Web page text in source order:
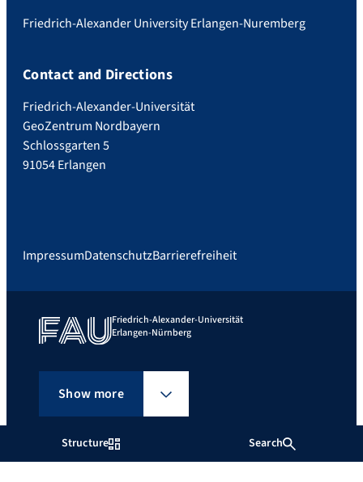
Structure Search
Friedrich-Alexander University Erlangen-Nuremberg
Contact and Directions
Friedrich-Alexander-Universität
GeoZentrum Nordbayern
Schlossgarten 5
91054 Erlangen
ImpressumDatenschutzBarrierefreiheit
Friedrich-Alexander-Universität
Erlangen-Nürnberg
Show more